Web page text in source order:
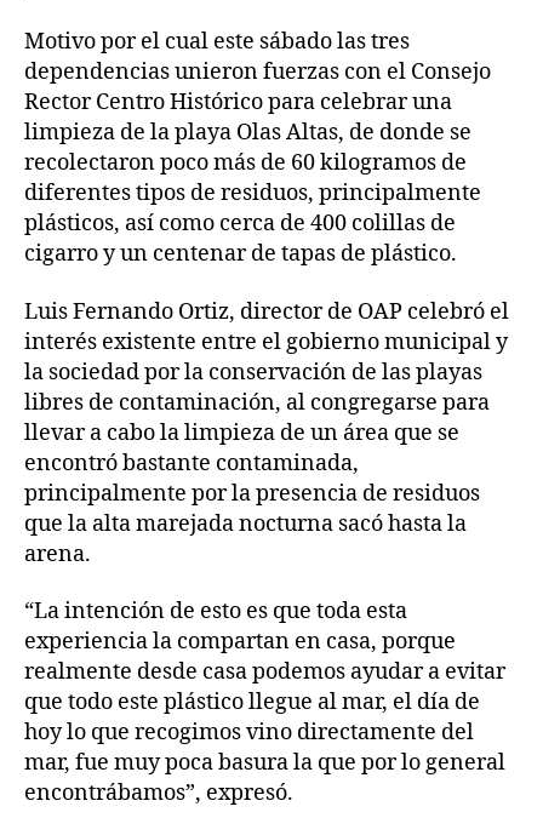
Motivo por el cual este sábado las tres
dependencias unieron fuerzas con el Consejo
Rector Centro Histórico para celebrar una
limpieza de la playa Olas Altas, de donde se
recolectaron poco más de 60 kilogramos de
diferentes tipos de residuos, principalmente
plásticos, así como cerca de 400 colillas de
cigarro y un centenar de tapas de plástico.
Luis Fernando Ortiz, director de OAP celebró el
interés existente entre el gobierno municipal y
la sociedad por la conservación de las playas
libres de contaminación, al congregarse para
llevar a cabo la limpieza de un área que se
encontró bastante contaminada,
principalmente por la presencia de residuos
que la alta marejada nocturna sacó hasta la
arena.
“La intención de esto es que toda esta
experiencia la compartan en casa, porque
realmente desde casa podemos ayudar a evitar
que todo este plástico llegue al mar, el día de
hoy lo que recogimos vino directamente del
mar, fue muy poca basura la que por lo general
encontrábamos”, expresó.